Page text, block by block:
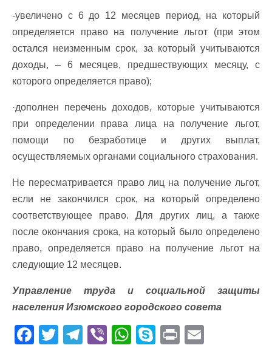
-увеличено с 6 до 12 месяцев период, на который
определяется право на получение льгот (при этом
остался неизменным срок, за который учитываются
доходы, – 6 месяцев, предшествующих месяцу, с
которого определяется право);
·дополнен перечень доходов, которые учитываются
при определении права лица на получение льгот,
помощи по безработице и других выплат,
осуществляемых органами социального страхования.
Не пересматривается право лиц на получение льгот,
если не закончился срок, на который определено
соответствующее право. Для других лиц, а также
после окончания срока, на который было определено
право, определяется право на получение льгот на
следующие 12 месяцев.
Управление труда и социальной защиты
населения Изюмского городского совета
F T T Vi W S Pr